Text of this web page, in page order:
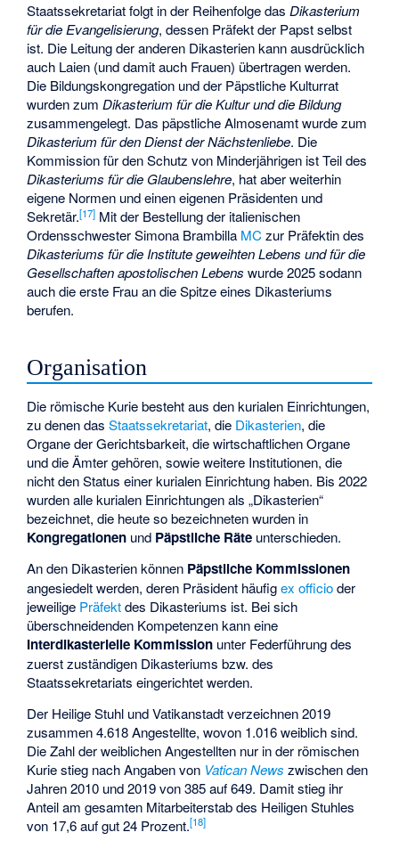
Staatssekretariat folgt in der Reihenfolge dasDikasterium
für die Evangelisierung, dessen Präfekt der Papst selbst
ist. Die Leitung der anderen Dikasterien kann ausdrücklich
auch Laien (und damit auch Frauen) übertragen werden.
Die Bildungskongregation und der Päpstliche Kulturrat
wurden zumDikasterium für die Kultur und die Bildung
zusammengelegt. Das päpstliche Almosenamt wurde zum
Dikasterium für den Dienst der Nächstenliebe. Die
Kommission für den Schutz von Minderjährigen ist Teil des
Dikasteriums für die Glaubenslehre, hat aber weiterhin
eigene Normen und einen eigenen Präsidenten und
Sekretär.[17] Mit der Bestellung der italienischen
OrdensschwesterSimona Brambilla MCzur Präfektin des
Dikasteriums für die Institute geweihten Lebens und für die
Gesellschaften apostolischen Lebens wurde 2025 sodann
auch die erste Frau an die Spitze eines Dikasteriums
berufen.
Organisation
Die römische Kurie besteht aus den kurialen Einrichtungen,
zu denen dasStaatssekretariat, die Dikasterien, die
Organe der Gerichtsbarkeit, die wirtschaftlichen Organe
und die Ämter gehören, sowie weitere Institutionen, die
nicht den Status einer kurialen Einrichtung haben. Bis 2022
wurden alle kurialen Einrichtungen als „Dikasterien“
bezeichnet, die heute so bezeichneten wurden in
Kongregationen und Päpstliche Räte unterschieden.
An den Dikasterien können Päpstliche Kommissionen
angesiedelt werden, deren Präsident häufigex officioder
jeweilige Präfektdes Dikasteriums ist. Bei sich
überschneidenden Kompetenzen kann eine
Interdikasterielle Kommission unter Federführung des
zuerst zuständigen Dikasteriums bzw. des
Staatssekretariats eingerichtet werden.
Der Heilige Stuhl und Vatikanstadt verzeichnen 2019
zusammen 4.618 Angestellte, wovon 1.016 weiblich sind.
Die Zahl der weiblichen Angestellten nur in der römischen
Kurie stieg nach Angaben von Vatican News zwischen den
Jahren 2010 und 2019 von 385 auf 649. Damit stieg ihr
Anteil am gesamten Mitarbeiterstab des Heiligen Stuhles
von 17,6 auf gut 24 Prozent.[18]